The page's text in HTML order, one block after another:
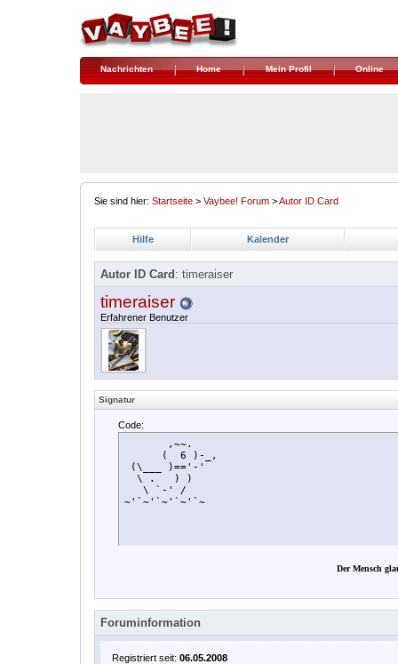
Nachrichten Home Mein Profil Online
Sie sind hier: Startseite > Vaybee! Forum >Autor ID Card
Hilfe Kalender
Autor ID Card : timeraiser
timeraiser
Erfahrener Benutzer
Signatur
Code:
       ,~~.
      (  6 )-_,
(\___ )=='-'
  \ .   ) )
   \ `-' /
~'`~'`~'`~'`~
Der Mensch
Foruminformation
Registriert seit: 06.05.2008